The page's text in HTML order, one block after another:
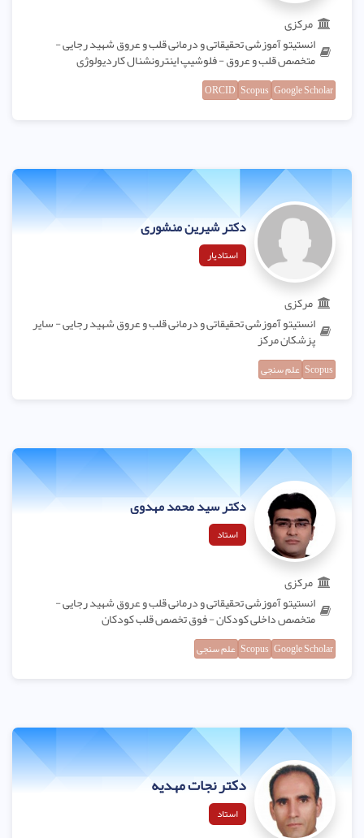
مرکزی
انستیتو آموزشی تحقیقاتی و درمانی قلب و عروق شهید رجایی -
متخصص قلب و عروق - فلوشیپ اینترونشنال کاردیولوژی
Google Scholar
Scopus
ORCID
دکتر شیرین منشوری
استادیار
مرکزی
انستیتو آموزشی تحقیقاتی و درمانی قلب و عروق شهید رجایی - سایر
پزشکان مرکز
Scopus علم سنجی
دکتر سید محمد مهدوی
استاد
مرکزی
انستیتو آموزشی تحقیقاتی و درمانی قلب و عروق شهید رجایی -
متخصص داخلی کودکان - فوق تخصص قلب کودکان
Google Scholar
Scopus علم سنجی
دکتر نجات مهدیه
استاد